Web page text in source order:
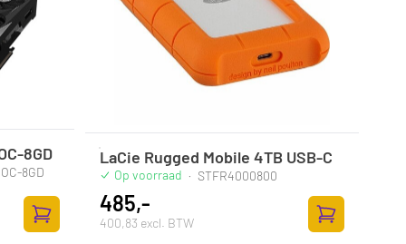
8GD
8GD
Toevoegen aan winkelwagen
LaCie Rugged Mobile 4TB USB-C
Op voorraad · STFR4000800
485,-
400,83 excl. BTW
Toevoegen